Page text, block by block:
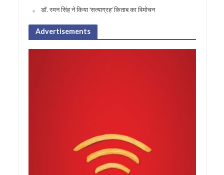
डॉ. रमन सिंह ने किया ‘सत्याग्रह‘ किताब का विमोचन
Advertisements